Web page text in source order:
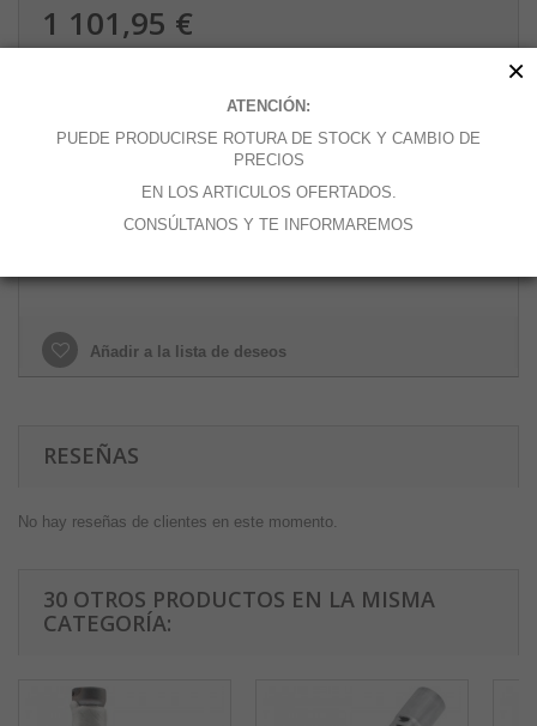
1 101,95 €
Añadir a la lista de deseos
RESEÑAS
No hay reseñas de clientes en este momento.
30 OTROS PRODUCTOS EN LA MISMA
CATEGORÍA:
ATENCIÓN:
PUEDE PRODUCIRSE ROTURA DE STOCK Y CAMBIO DE
PRECIOS
EN LOS ARTICULOS OFERTADOS.
CONSÚLTANOS Y TE INFORMAREMOS
×